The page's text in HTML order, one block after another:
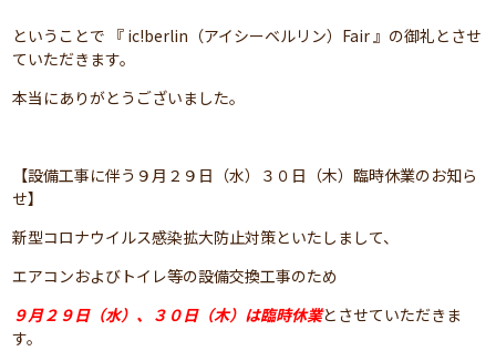
ということで 『 ic!berlin（アイシーベルリン）Fair 』の御礼とさせ
ていただきます。
本当にありがとうございました。
【設備工事に伴う９月２９日（水）３０日（木）臨時休業のお知ら
せ】
新型コロナウイルス感染拡大防止対策といたしまして、
エアコンおよびトイレ等の設備交換工事のため
９月２９日（水）、３０日（木）は臨時休業とさせていただきま
す。